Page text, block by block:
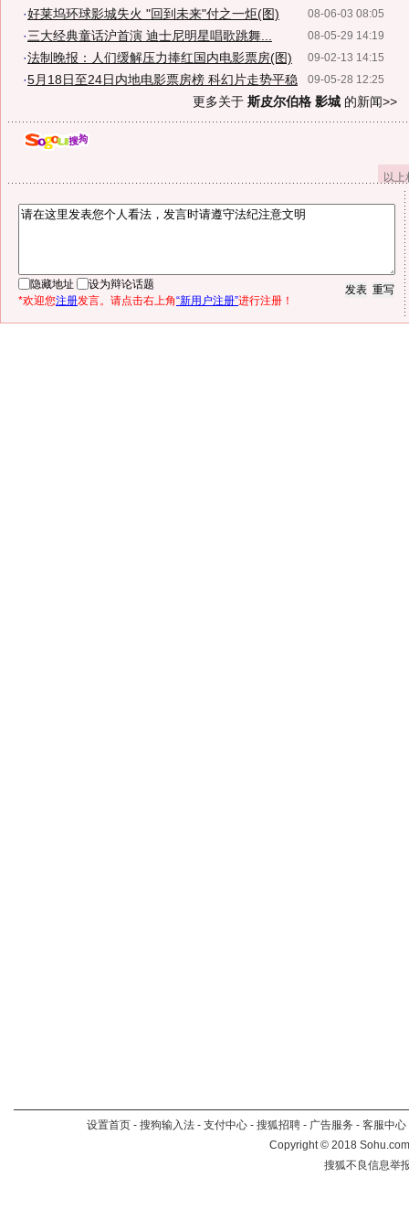
08-06-03 08:05
·好莱坞环球影城失火 "回到未来"付之一炬(图)
08-05-29 14:19
·三大经典童话沪首演 迪士尼明星唱歌跳舞...
09-02-13 14:15
·法制晚报：人们缓解压力捧红国内电影票房(图)
09-05-28 12:25
·5月18日至24日内地电影票房榜 科幻片走势平稳
更多关于 斯皮尔伯格 影城 的新闻>>
以
隐藏地址
设为辩论话题
*欢迎您注册发言。请点击右上角“新用户注册”进行注册！
设置首页 - 搜狗输入法 - 支付中心 - 搜狐招聘 - 广告服务 - 客服中心
Copyright©2018
搜狐不良信息举